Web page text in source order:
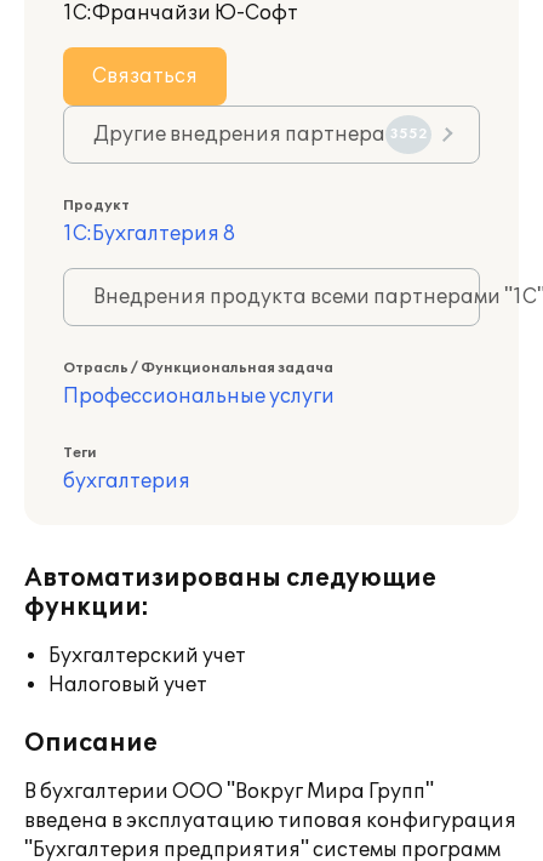
1С:Франчайзи Ю-Софт
Связаться
Другие внедрения партнера 3552
Продукт
1С:Бухгалтерия 8
Внедрения продукта всеми партнерами
Отрасль / Функциональная задача
Профессиональные услуги
Теги
бухгалтерия
Автоматизированы следующие
функции:
Бухгалтерский учет
Налоговый учет
Описание
В бухгалтерии OOO "Вокруг Мира Групп"
введена в эксплуатацию типовая конфигурация
"Бухгалтерия предприятия" системы программ